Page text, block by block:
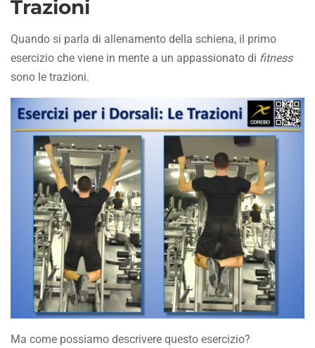
Trazioni
Quando si parla di allenamento della schiena, il primo
esercizio che viene in mente a un appassionato di fitness
sono le trazioni.
Ma come possiamo descrivere questo esercizio?